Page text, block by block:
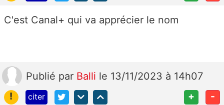
C'est Canal+ qui va apprécier le nom
Publié par Balli le 13/11/2023 à 14h07
!
citer + -